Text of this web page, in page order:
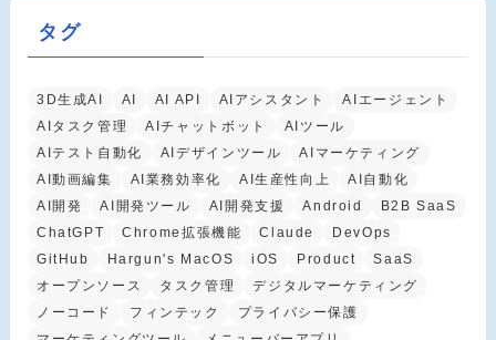
タグ
3D生成AI AI AI API AIアシスタント
AIエージェント
AIタスク管理
AIチャットボット
AIツール
AIテスト自動化
AIデザインツール
AIマーケティング
AI動画編集
AI業務効率化 AI生産性向上
AI自動化
AI開発
AI開発ツール AI開発支援 Android
B2B SaaS
ChatGPT
Chrome拡張機能 Claude
DevOps
GitHub
Hargun's MacOS iOS Product
SaaS
オープンソース
タスク管理
デジタルマーケティング
ノーコード
フィンテック
プライバシー保護